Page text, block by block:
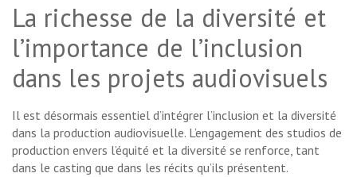
La richesse de la diversité et
l’importance de l’inclusion
dans les projets audiovisuels
Il est désormais essentiel d’intégrer l’inclusion et la diversité
dans la production audiovisuelle. L’engagement des studios de
production envers l’équité et la diversité se renforce, tant
dans le casting que dans les récits qu’ils présentent.